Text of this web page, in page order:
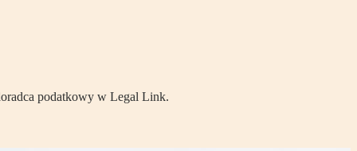
podatkowy w Legal Link.